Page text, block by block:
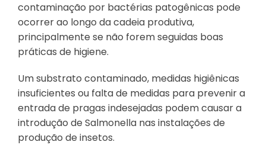
contaminação por bactérias patogênicas pode
ocorrer ao longo da cadeia produtiva,
principalmente se não forem seguidas boas
práticas de higiene.
Um substrato contaminado, medidas higiênicas
insuficientes ou falta de medidas para prevenir a
entrada de pragas indesejadas podem causar a
introdução de Salmonella nas instalações de
produção de insetos.